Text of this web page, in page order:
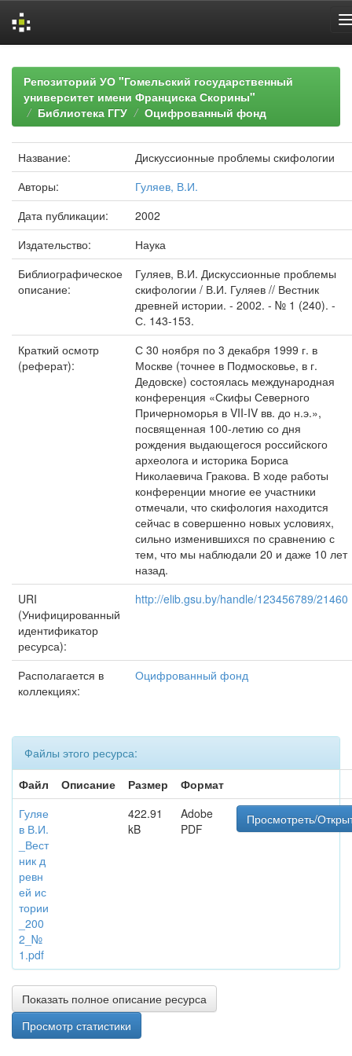
navigationРепозиторий УО "Гомельский государственный
университет имени Франциска Скорины"
Библиотека ГГУ
Оцифрованный фонд
Название:
Дискуссионные проблемы скифологии
Авторы:
Гуляев, В.И.
Дата публикации:
2002
Издательство:
Наука
Библиографическое
описание:
Гуляев, В.И. Дискуссионные проблемы
скифологии / В.И. Гуляев // Вестник
древней истории. - 2002. - № 1 (240). -
С. 143-153.
Краткий осмотр
(реферат):
С 30 ноября по 3 декабря 1999 г. в
Москве (точнее в Подмосковье, в г.
Дедовске) состоялась международная
конференция «Скифы Северного
Причерноморья в VII-IV вв. до н.э.»,
посвященная 100-летию со дня
рождения выдающегося россий­ского
археолога и историка Бориса
Николаевича Гракова. В ходе работы
конференции многие ее участники
отмечали, что скифология находится
сейчас в совершенно новых условиях,
сильно изменившихся по сравнению с
тем, что мы наблюдали 20 и даже 10 лет
назад.
URI
(Унифицированный
идентификатор
ресурса):
http://elib.gsu.by/handle/123456789/21460
Располагается в
коллекциях:
Оцифрованный фонд
Файлы этого ресурса:
Файл
Описание Размер
Формат
Гуляе
в В.И.
_Вест
ник д
ревн
ей ис
тории
_200
2_№
1.pdf
422.91
kB
Adobe
PDF
Просмотреть/
Показать полное описание ресурса
Просмотр статистики